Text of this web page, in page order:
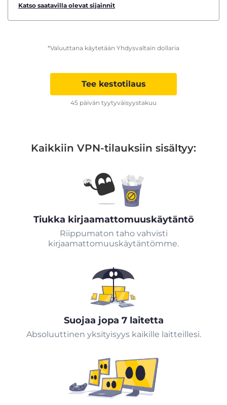
Katso saatavilla olevat sijainnit
*Valuuttana käytetään Yhdysvaltain dollaria
Tee kestotilaus
45 päivän tyytyväisyystakuu
Kaikkiin VPN-tilauksiin sisältyy:
Tiukka kirjaamattomuuskäytäntö
Riippumaton taho vahvisti
kirjaamattomuuskäytäntömme.
Suojaa jopa 7 laitetta
Absoluuttinen yksityisyys kaikille laitteillesi.